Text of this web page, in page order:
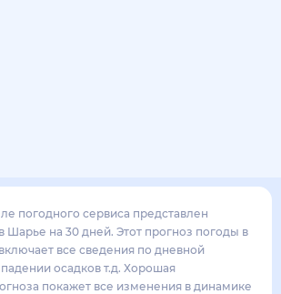
погодного сервиса представлен
Шарье на 30 дней. Этот прогноз погоды в
все сведения по дневной
осадков т.д. Хорошая
покажет все изменения в динамике